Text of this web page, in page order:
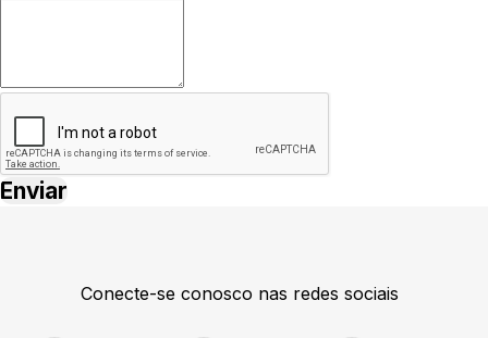
Conecte-se conosco nas redes sociais